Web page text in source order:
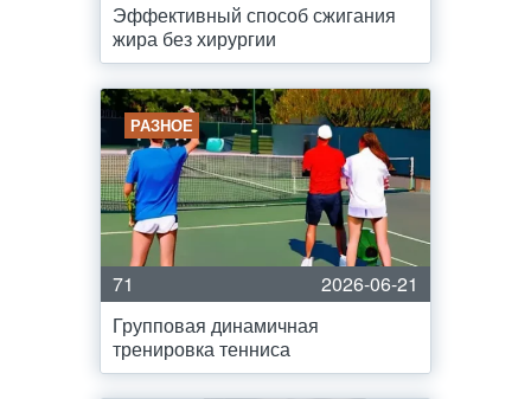
Эффективный способ сжигания
жира без хирургии
РАЗНОЕ
71
2026-06-21
Групповая динамичная
тренировка тенниса